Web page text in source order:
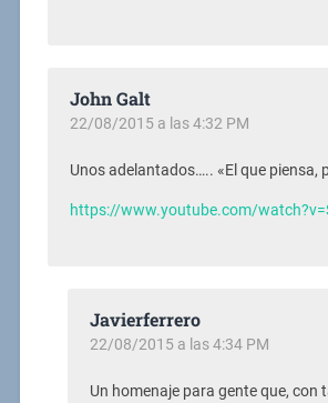
John Galt
22/08/2015 a las 4:32 PM
Unos adelantados….. «El que piensa,
https://www.youtube.com/
Javierferrero
22/08/2015 a las 4:34 PM
Un homenaje para gente que, con